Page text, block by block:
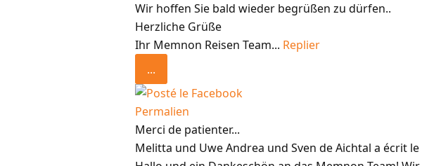
Wir hoffen Sie bald wieder begrüßen zu dürfen..
Herzliche Grüße
Ihr Memnon Reisen Team... Replier
...
Permalien
Merci de patienter...
Melitta und Uwe Andrea und Sven deAichtal a écrit le